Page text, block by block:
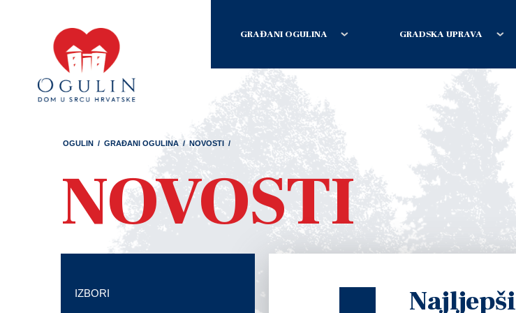
GRAĐANI OGULINA GRADSKA UPRAVA
OGULIN / GRAĐANI OGULINA / NOVOSTI /
NOVOSTI
IZBORI